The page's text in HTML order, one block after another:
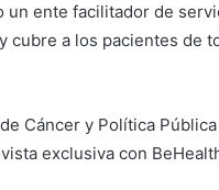
un ente facilitador de
a los pacientes de
Cáncer y Política
exclusiva con